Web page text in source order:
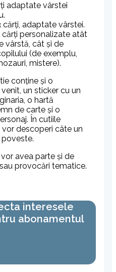
adaptate vârstei
cărți, adaptate vârstei.
cărți personalizate atât
vârstă, cât și de
(de exemplu,
mistere).
conține și o
un sticker cu un
o hartă
de carte și o
În cutiile
descoperi câte un
avea parte și de
provocări tematice.
interesele
abonamentul